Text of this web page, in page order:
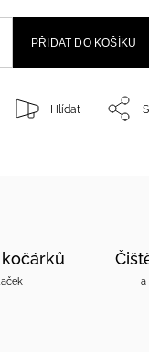
PŘIDAT DO KOŠÍKU
Hlídat
a